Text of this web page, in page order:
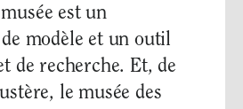
est un
modèle et un outil
de recherche. Et, de
le musée des